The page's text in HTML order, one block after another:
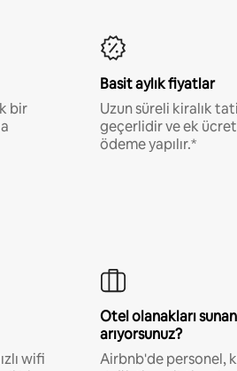
bir
Basit aylık fiyatlar
Uzun süreli kiralık
geçerlidir ve ek ücret
ödeme yapılır.*
wifi
Otel olanakları
arıyorsunuz?
Airbnb'de personel,